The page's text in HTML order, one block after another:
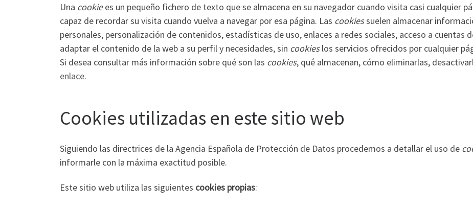
Una cookiees un pequeño fichero de texto que se almacena en su navegador cuando visita casi cualquier
capaz de recordar su visita cuando vuelva a navegar por esa página. Las cookiessuelen almacenar
personales, personalización de contenidos, estadísticas de uso, enlaces a redes sociales, acceso a cuentas
adaptar el contenido de la web a su perfil y necesidades, sin cookieslos servicios ofrecidos por cualquier
Si desea consultar más información sobre qué son las cookies, qué almacenan, cómo eliminarlas,
enlace.
Cookies utilizadas en este sitio web
Siguiendo las directrices de la Agencia Española de Protección de Datos procedemos a detallar el uso de
informarle con la máxima exactitud posible.
Este sitio web utiliza las siguientes cookies propias: